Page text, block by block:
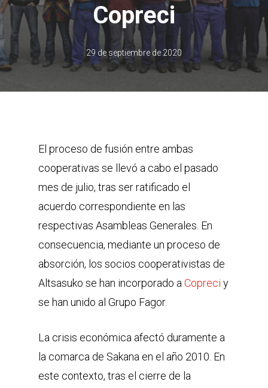
Copreci
29 de septiembre de 2020
El proceso de fusión entre ambas
cooperativas se llevó a cabo el pasado
mes de julio, tras ser ratificado el
acuerdo correspondiente en las
respectivas Asambleas Generales. En
consecuencia, mediante un proceso de
absorción, los socios cooperativistas de
Altsasuko se han incorporado a Copreci y
se han unido al Grupo Fagor.
La crisis económica afectó duramente a
la comarca de Sakana en el año 2010. En
este contexto, tras el cierre de la